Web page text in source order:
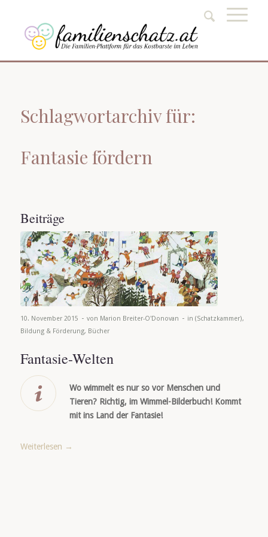
Schlagwortarchiv für:
Fantasie fördern
Beiträge
10. November 2015 - von Marion Breiter-O'Donovan - in (Schatzkammer),
Bildung & Förderung, Bücher
Fantasie-Welten
Wo wimmelt es nur so vor Menschen und
Tieren? Richtig, im Wimmel-Bilderbuch! Kommt
mit ins Land der Fantasie!
Weiterlesen →